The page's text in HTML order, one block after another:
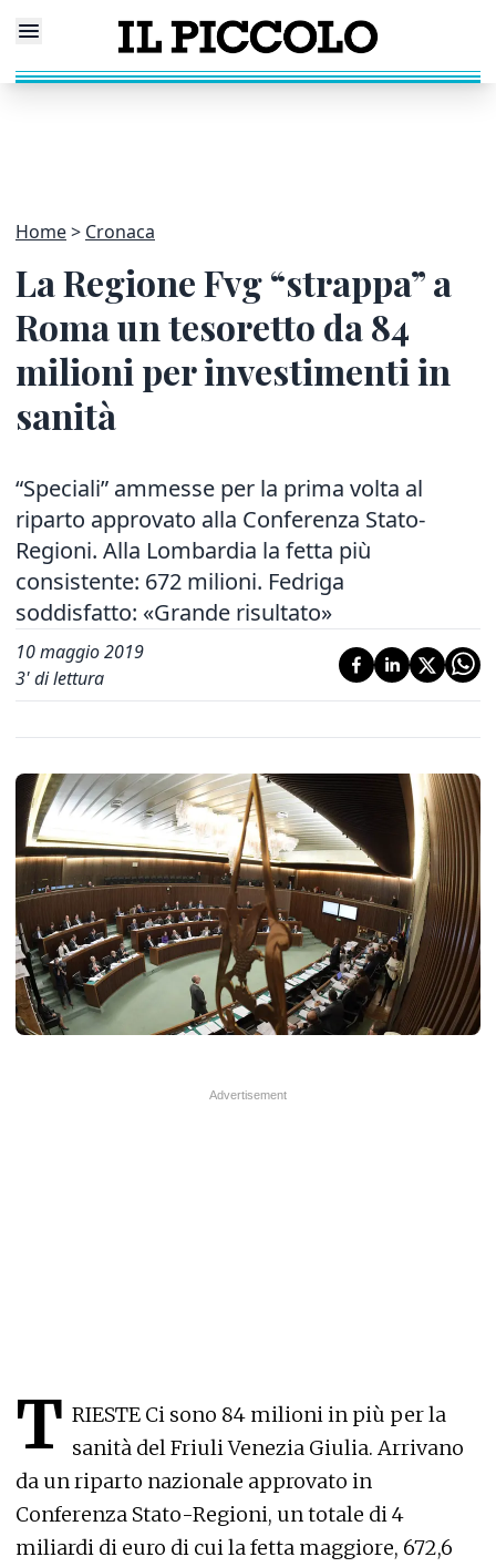
Home Cronaca
La Regione Fvg “strappa” a
Roma un tesoretto da 84
milioni per investimenti in
sanità
“Speciali” ammesse per la prima volta al
riparto approvato alla Conferenza Stato-
Regioni. Alla Lombardia la fetta più
consistente: 672 milioni. Fedriga
soddisfatto: «Grande risultato»
10 maggio 2019
3' di lettura
T RIESTE Ci sono 84 milioni in più per la
sanità del Friuli Venezia Giulia. Arrivano
da un riparto nazionale approvato in
Conferenza Stato-Regioni, un totale di 4
miliardi di euro di cui la fetta maggiore, 672,6